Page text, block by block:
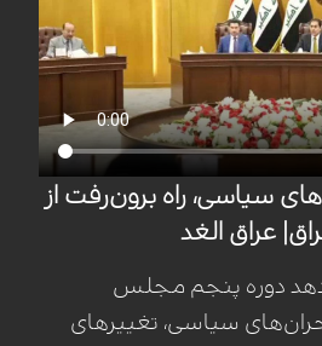
سیاسی، راه برون‌رفت از
عراق الغد
دوره پنجم مجلس
سیاسی، تغییرهای